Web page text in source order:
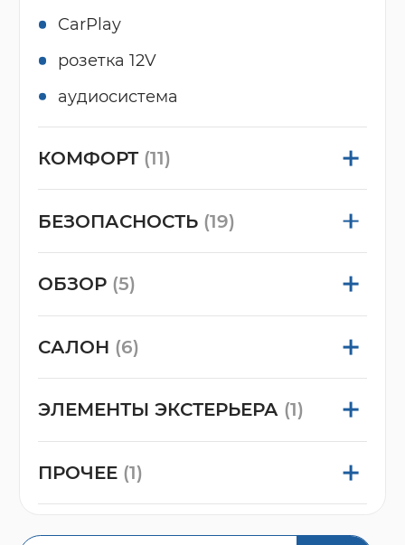
CarPlay
розетка 12V
аудиосистема
КОМФОРТ (11)
БЕЗОПАСНОСТЬ (19)
ОБЗОР (5)
САЛОН (6)
ЭЛЕМЕНТЫ ЭКСТЕРЬЕРА (1)
ПРОЧЕЕ (1)